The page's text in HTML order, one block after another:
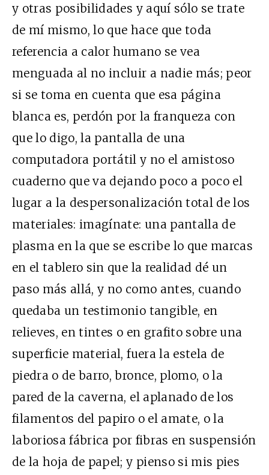
y otras posibilidades y aquí sólo se trate
de mí mismo, lo que hace que toda
referencia a calor humano se vea
menguada al no incluir a nadie más; peor
si se toma en cuenta que esa página
blanca es, perdón por la franqueza con
que lo digo, la pantalla de una
computadora portátil y no el amistoso
cuaderno que va dejando poco a poco el
lugar a la despersonalización total de los
materiales: imagínate: una pantalla de
plasma en la que se escribe lo que marcas
en el tablero sin que la realidad dé un
paso más allá, y no como antes, cuando
quedaba un testimonio tangible, en
relieves, en tintes o en grafito sobre una
superficie material, fuera la estela de
piedra o de barro, bronce, plomo, o la
pared de la caverna, el aplanado de los
filamentos del papiro o el amate, o la
laboriosa fábrica por fibras en suspensión
de la hoja de papel; y pienso si mis pies